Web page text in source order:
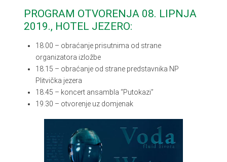
PROGRAM OTVORENJA 08. LIPNJA
2019., HOTEL JEZERO:
18.00 – obraćanje prisutnima od strane
organizatora izložbe
18.15 – obraćanje od strane predstavnika NP
Plitvička jezera
18.45 – koncert ansambla “Putokazi”
19.30 – otvorenje uz domjenak